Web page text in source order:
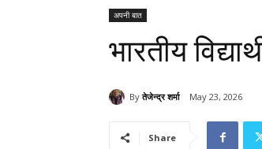
अपनी बात
भारतीय
By तेजेन्द्र शर्मा May 23, 2026
Share